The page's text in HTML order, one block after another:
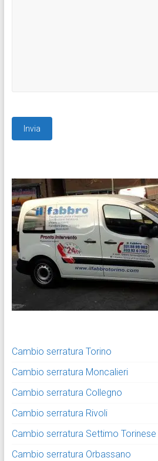
Cambio serratura Torino
Cambio serratura Moncalieri
Cambio serratura Collegno
Cambio serratura Rivoli
Cambio serratura Settimo Torinese
Cambio serratura Orbassano